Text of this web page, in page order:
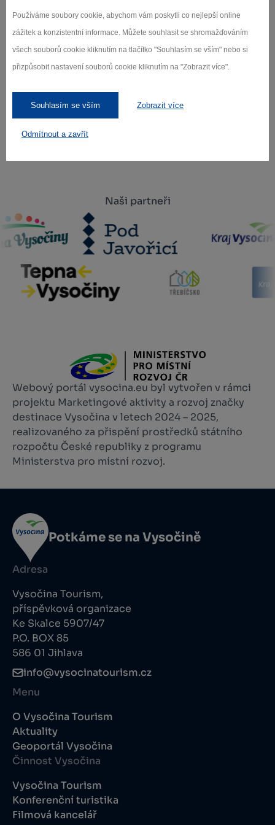
Používáme soubory cookie, abychom vám poskytli co nejlepší online
zážitek a konzistentní informace. Můžete souhlasit se shromažďováním
všech souborů cookie kliknutím na tlačítko "Souhlasím se vším" nebo si
přizpůsobit nastavení souborů cookie kliknutím na "Zobrazit více".
Souhlasím se vším Zobrazit více
Odmítnout a zavřít
o novinkách.
Odebírat
Naši partneři
Webový portál vysocina.eu byl vytvořen v rámci
projektu Marketingové aktivity a rozvoj značky
destinace Vysočina v letech 2024 – 2025,
realizovaného za přispění prostředků státního
rozpočtu České republiky z programu
Ministerstva pro místní rozvoj.
Potkáme se na Vysočině
Adresa
Vysočina Tourism,
příspěvková organizace
Ke Skalce 5907/47
P.O. BOX 85
586 01 Jihlava
info@vysocinatourism.cz
Menu
O Vysočina Tourism
Aktuality
Geoportál Vysočina
Činnost Vysočina
Vysočina Tourism
Konferenční turistika
Filmová kancelář